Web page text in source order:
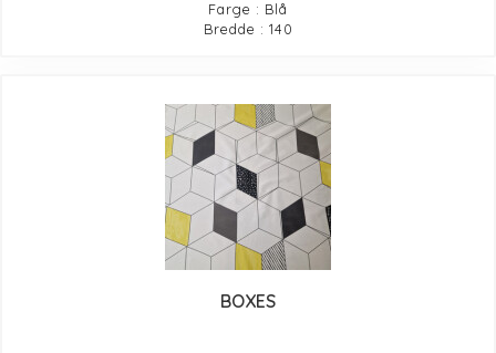
Farge : Blå
Bredde : 140
BOXES